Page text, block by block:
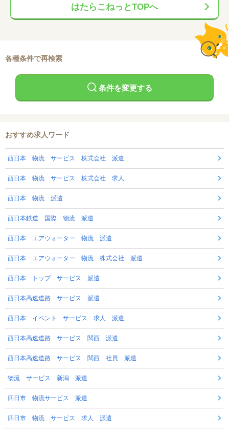
はたらこねっとTOPへ
各種条件で再検索
条件を変更する
おすすめ求人ワード
西日本 物流 サービス 株式会社 派遣
西日本 物流 サービス 株式会社 求人
西日本 物流 派遣
西日本鉄道 国際 物流 派遣
西日本 エアウォーター 物流 派遣
西日本 エアウォーター 物流 株式会社 派遣
西日本 トップ サービス 派遣
西日本高速道路 サービス 派遣
西日本 イベント サービス 求人 派遣
西日本高速道路 サービス 関西 派遣
西日本高速道路 サービス 関西 社員 派遣
物流 サービス 新潟 派遣
四日市 物流サービス 派遣
四日市 物流 サービス 求人 派遣